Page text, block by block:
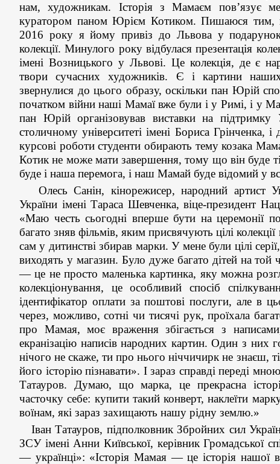
нам, художникам. Історія з Мамаєм пов’язує
куратором паном Юрієм Котиком. Пишаюся тим,
2016 року я йому привіз до Львова у
колекції. Минулого року відбулася презентація
імені Возницького у Львові. Це колекція, де є
твори сучасних художників. Є і картини
звернулися до цього образу, оскільки пан Юрій
початком війни наші Мамаї вже були і у Римі, і у
пан Юрій організовував виставки на
столичному університеті імені Бориса
курсові роботи студенти обирають тему козака
Котик не може мати завершення, тому що він буде
буде і наша перемога, і наш Мамай буде відомий у
Олесь Санін, кінорежисер, народний артист
України імені Тараса Шевченка, віце-президент
«Маю честь сьогодні вперше бути на церемонії
багато зняв фільмів, яким присвячують цілі
сам у дитинстві збирав марки. У мене були цілі
виходять у магазин. Було дуже багато дітей на той
— це не просто маленька картинка, яку можна
колекціонування, це особливий спосіб
ідентифікатор оплати за поштові послуги, але в
через, можливо, сотні чи тисячі рук, проїхала
про Мамая, моє враження збігається з
екранізацію написів народних картин. Один з
нічого не скаже, ти про нього ніччичирк не знаєш,
його історію пізнавати». І зараз справді переді
Татауров. Думаю, що марка, це прекрасна
часточку себе: купити такий конверт, наклеїти
воїнам, які зараз захищають нашу рідну землю.»
Іван Татауров, підполковник Збройних сил
ЗСУ імені Анни Київської, керівник Громадської
— українці»: «Історія Мамая — це історія нашої